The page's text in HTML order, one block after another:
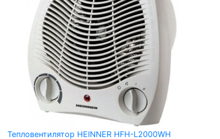
Тепловентилятор HEINNER HFH-L2000WH